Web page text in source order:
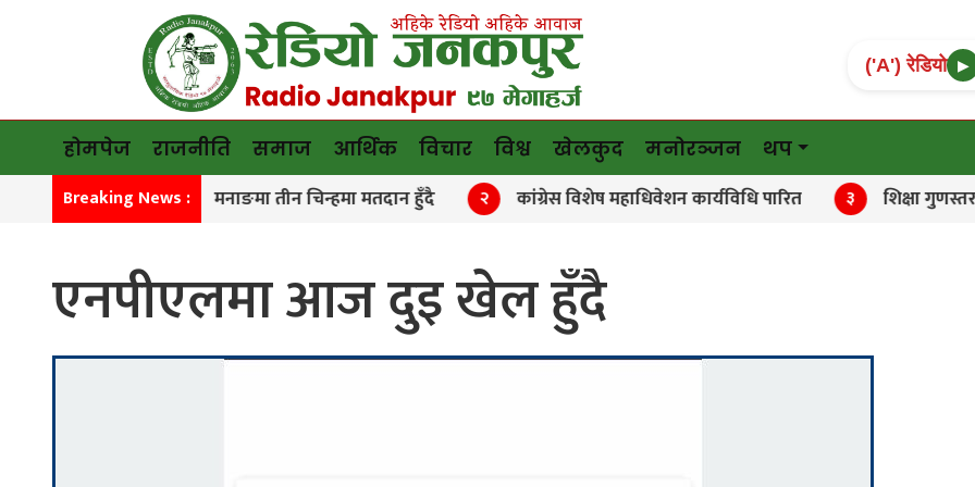
('A') रेडियो ▶
होमपेज राजनीति समाज आर्थिक विचार विश्व खेलकुद मनोरञ्जन थप
Breaking News :
१ मनाङमा तीन चिन्हमा मतदान हुँदै २ कांग्रेस विशेष महाधिवेशन कार्यविधि पारित ३ शिक्षा गुणस्तर
एनपीएलमा आज दुइ खेल हुँदै